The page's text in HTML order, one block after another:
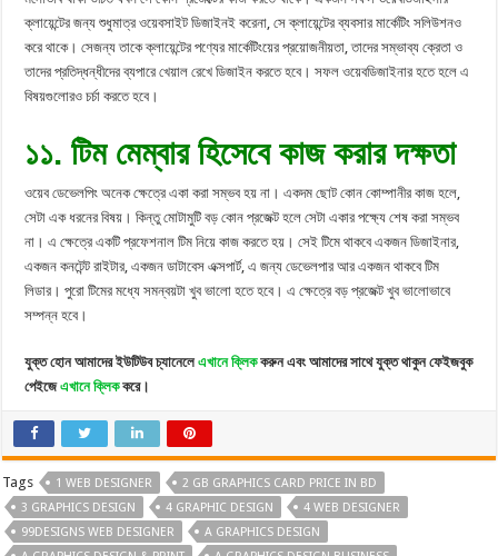
ক্লায়েন্টের জন্য শুধুমাত্র ওয়েবসাইট ডিজাইনই করেনা, সে ক্লায়েন্টের ব্যবসার মার্কেটিং সলিউশনও
করে থাকে। সেজন্য তাকে ক্লায়েন্টের পণ্যের মার্কেটিংয়ের প্রয়োজনীয়তা, তাদের সম্ভাব্য ক্রেতা ও
তাদের প্রতিদ্ধন্ধীদের ব্যপারে খেয়াল রেখে ডিজাইন করতে হবে। সফল ওয়েবডিজাইনার হতে হলে এ
বিষয়গুলোরও চর্চা করতে হবে।
১১. টিম মেম্বার হিসেবে কাজ করার দক্ষতা
ওয়েব ডেভেলপিং অনেক ক্ষেত্রে একা করা সম্ভব হয় না। একদম ছোট কোন কোম্পানীর কাজ হলে,
সেটা এক ধরনের বিষয়। কিন্তু মোটামুটি বড় কোন প্রজেক্ট হলে সেটা একার পক্ষ্যে শেষ করা সম্ভব
না। এ ক্ষেত্রে একটি প্রফেশনাল টিম নিয়ে কাজ করতে হয়। সেই টিমে থাকবে একজন ডিজাইনার,
একজন কনটেন্ট রাইটার, একজন ডাটাবেস এক্সপার্ট, এ জন্য ডেভেলপার আর একজন থাকবে টিম
লিডার। পুরো টিমের মধ্যে সমন্বয়টা খুব ভালো হতে হবে। এ ক্ষেত্রে বড় প্রজেক্ট খুব ভালোভাবে
সম্পন্ন হবে।
যুক্ত হোন আমাদের ইউটিউব চ্যানেলেএখানে ক্লিককরুন এবং আমাদের সাথে যুক্ত থাকুন ফেইজবুক
পেইজেএখানে ক্লিককরে।
Tags 1 WEB DESIGNER
2 GB GRAPHICS CARD PRICE IN BD
3 GRAPHICS DESIGN
4 GRAPHIC DESIGN
4 WEB DESIGNER
99DESIGNS WEB DESIGNER
A GRAPHICS DESIGN